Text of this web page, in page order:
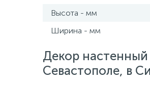
Высота - мм
Ширина - мм
Декор настенный
Севастополе, в